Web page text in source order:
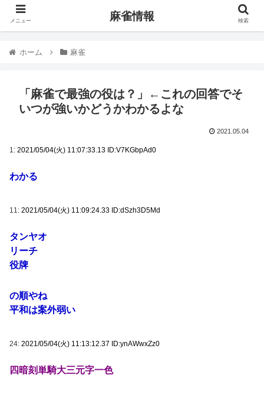
ホーム 麻雀
「麻雀で最強の役は？」←これの回答でそ
いつが強いかどうかわかるよな
2021.05.04
1: 2021/05/04(火) 11:07:33.13 ID:V7KGbpAd0
わかる
11: 2021/05/04(火) 11:09:24.33 ID:dSzh3D5Md
タンヤオ
リーチ
役牌
の順やね
平和は案外弱い
24: 2021/05/04(火) 11:13:12.37 ID:ynAWwxZz0
四暗刻単騎大三元字一色
メニュー 麻雀情報 検索